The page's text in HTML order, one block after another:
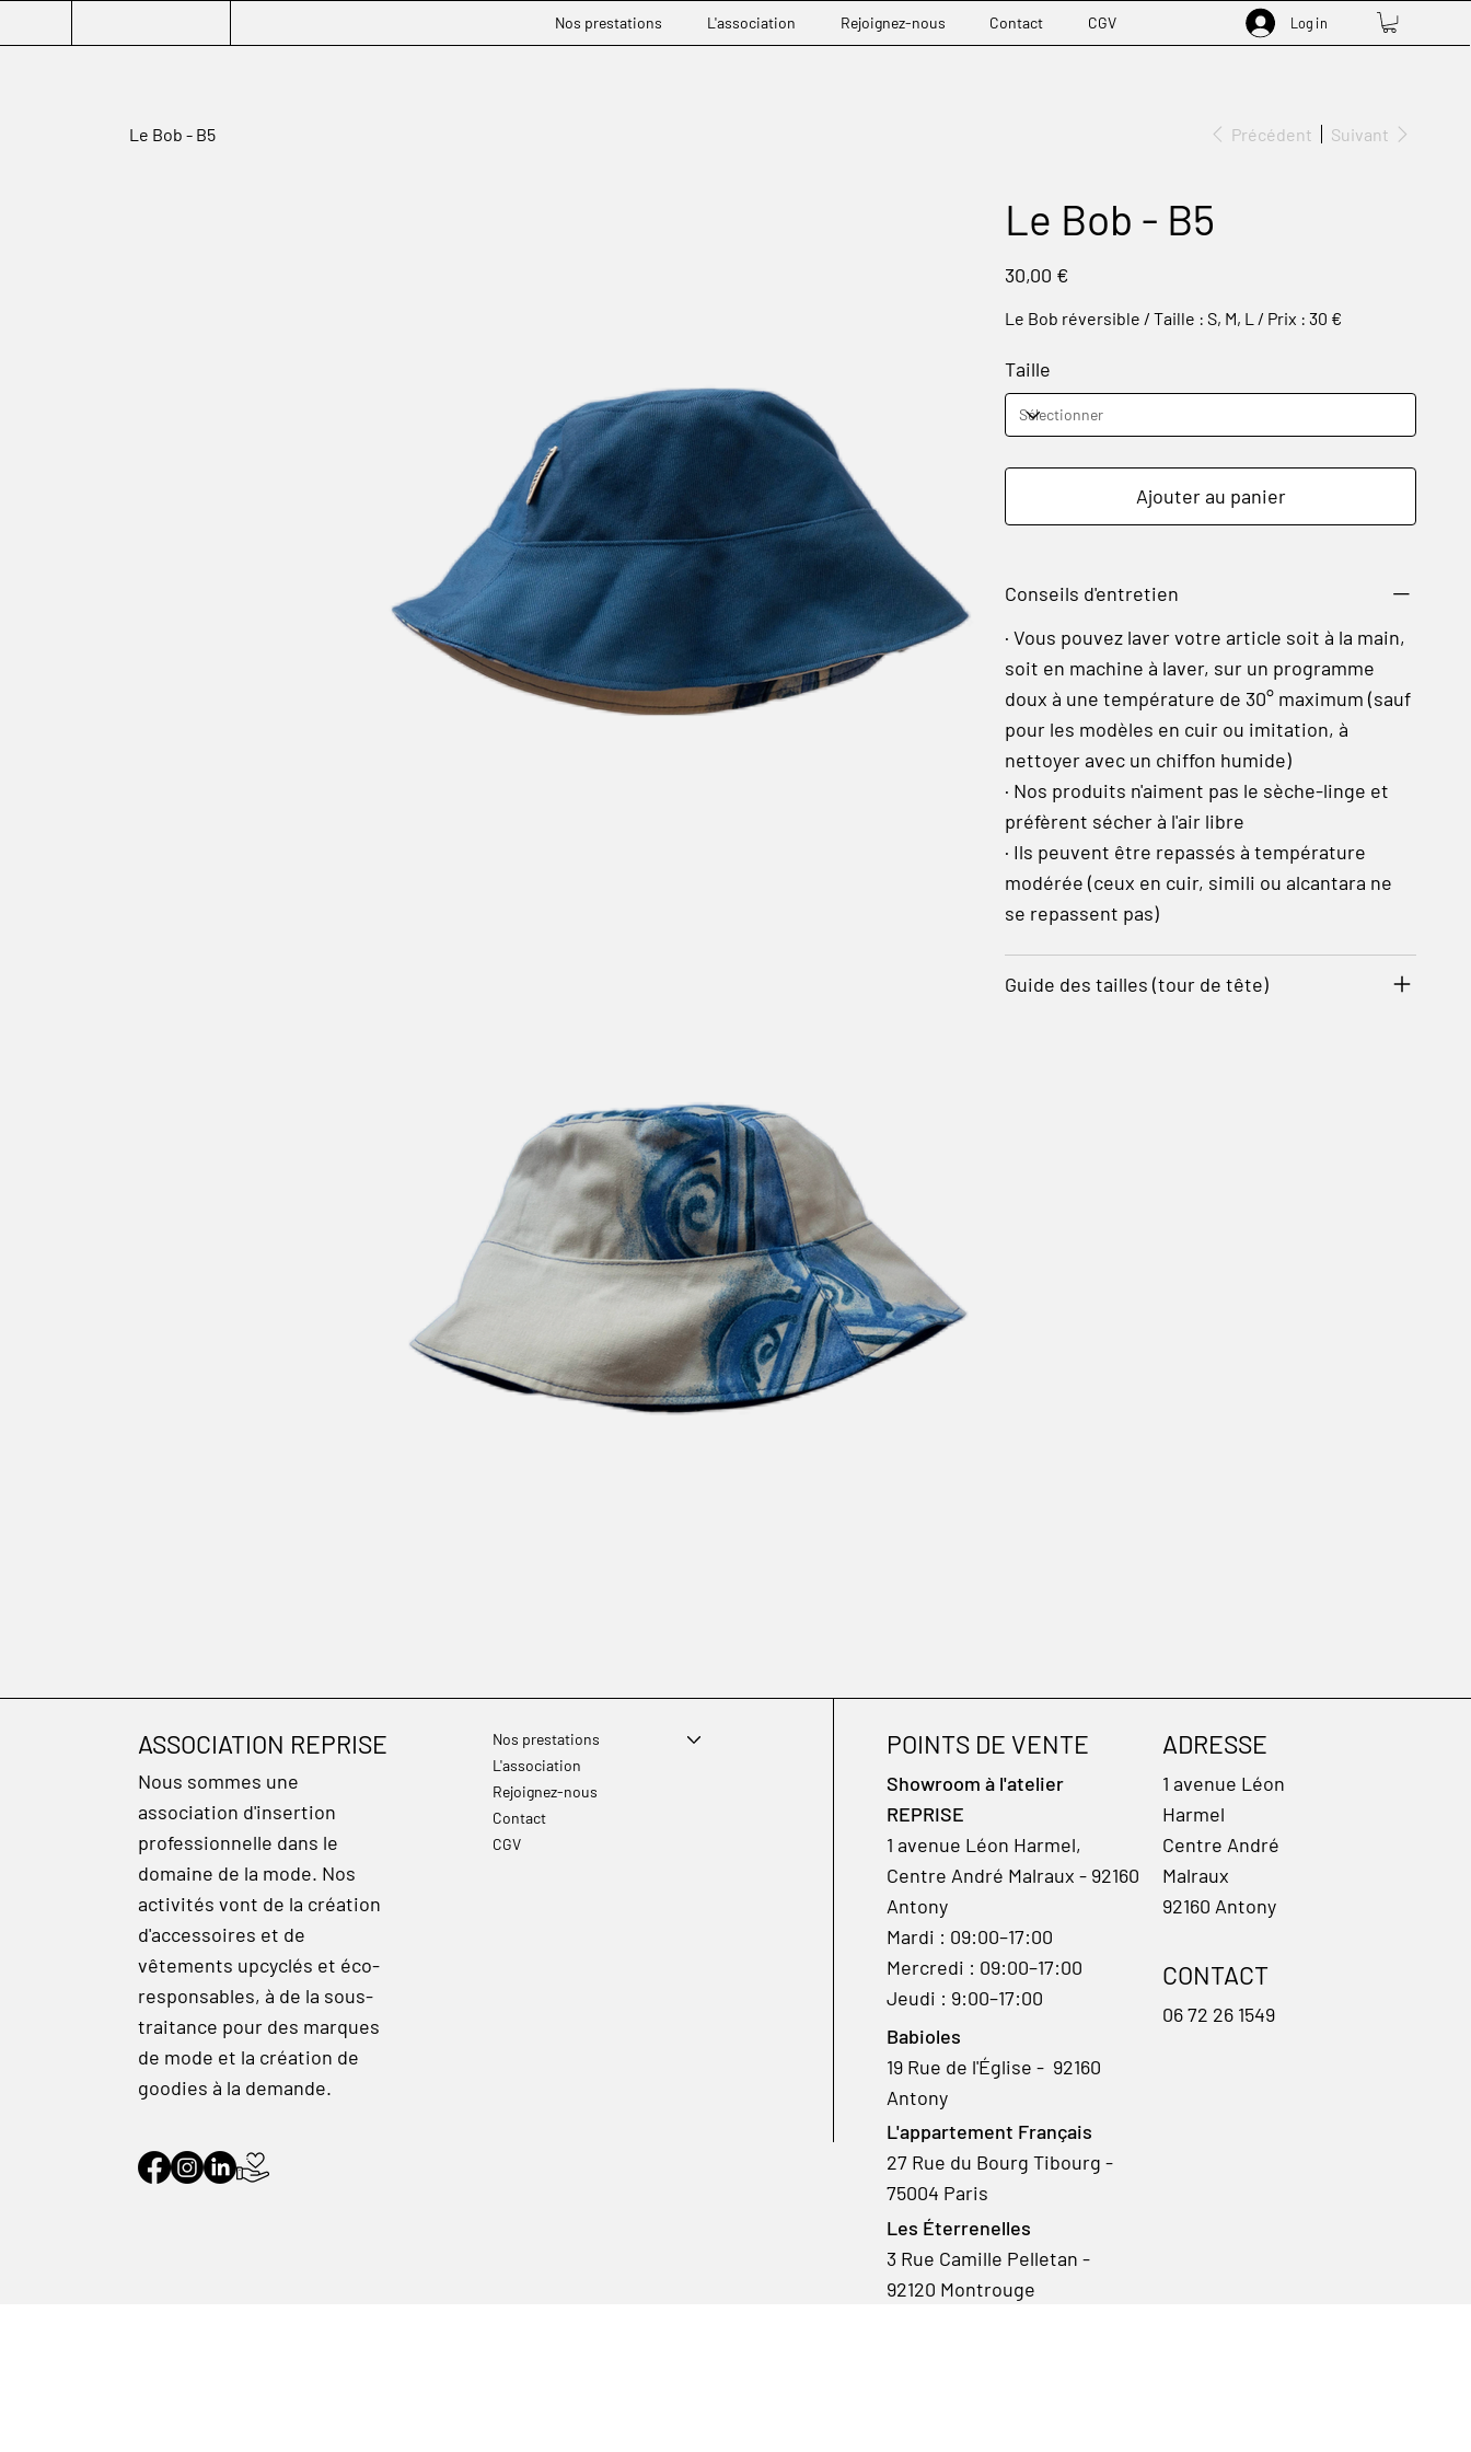
Log in
Nos prestations L'association Rejoignez-nous Contact CGV
Le Bob - B5 Précédent Suivant
Le Bob - B5
30,00 €
Le Bob réversible / Taille : S, M, L / Prix : 30 €
Taille
Ajouter au panier
Conseils d'entretien
· Vous pouvez laver votre article soit à la main,
soit en machine à laver, sur un programme
doux à une température de 30° maximum (sauf
pour les modèles en cuir ou imitation, à
nettoyer avec un chiffon humide)
· Nos produits n'aiment pas le sèche-linge et
préfèrent sécher à l'air libre
· Ils peuvent être repassés à température
modérée (ceux en cuir, simili ou alcantara ne
se repassent pas)
Guide des tailles (tour de tête)
ADRESSE
1 avenue Léon
Harmel
Centre André
Malraux
92160 Antony
CONTACT
06 72 26 1549
ASSOCIATION REPRISE
Nous sommes une
association d'insertion
professionnelle dans le
domaine de la mode. Nos
activités vont de la création
d'accessoires et de
vêtements upcyclés et éco-
responsables, à de la sous-
traitance pour des marques
de mode et la création de
goodies à la demande.
POINTS DE VENTE
Showroom à l'atelier
REPRISE
1 avenue Léon Harmel,
Centre André Malraux - 92160
Antony
Mardi : 09:00–17:00
Mercredi : 09:00–17:00
Jeudi : 9:00–17:00
Babioles
19 Rue de l'Église - 92160
Antony
Les Éterrenelles
3 Rue Camille Pelletan -
92120 Montrouge
L'appartement Français
27 Rue du Bourg Tibourg -
75004 Paris
Nos prestations
L'association
Rejoignez-nous
Contact
CGV